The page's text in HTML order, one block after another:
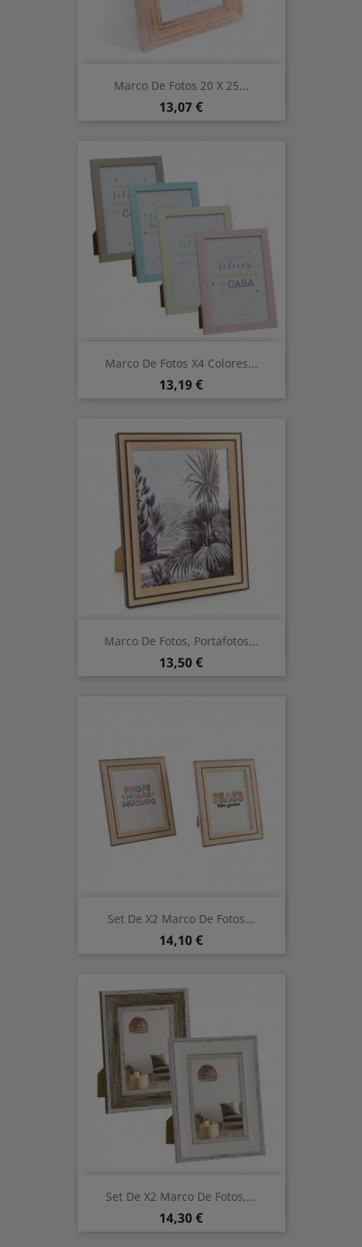
Marco De Fotos 20 X 25...
Prix
13,07 €
Marco De Fotos X4 Colores...
Prix
13,19 €
Marco De Fotos, Portafotos...
Prix
13,50 €
Set De X2 Marco De Fotos...
Prix
14,10 €
Set De X2 Marco De Fotos,...
Prix
14,30 €